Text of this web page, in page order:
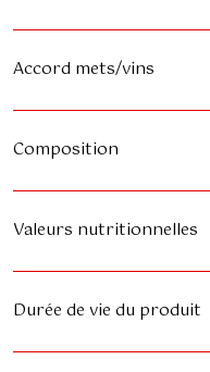
Accord mets/vins
Composition
Valeurs nutritionnelles
Durée de vie du produit